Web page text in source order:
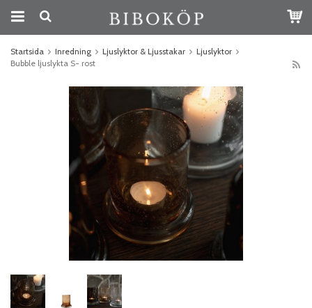
Startsida Inredning Ljuslyktor & Ljusstakar
Ljuslyktor
Bubble ljuslykta S- rost